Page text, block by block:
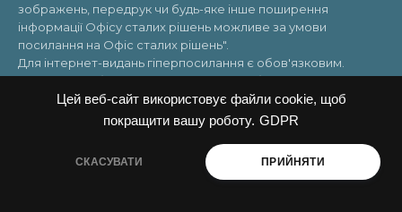
Цей веб-сайт використовує файли cookie, щоб
покращити вашу роботу. GDPR
СКАСУВАТИ ПРИЙНЯТИ
зображень, передрук чи будь-яке інше поширення
інформації Офісу сталих рішень можливе за умови
посилання на Офіс сталих рішень"
Для інтернет-видань гіперпосилання є обов'язковим.
Матеріали в блоці «Новини» можуть публікуватись на
правах реклами, відповідальність за їхній зміст несе
рекламодавець.
Copyright ©Office of Sustainable Solutions 2026. All rights